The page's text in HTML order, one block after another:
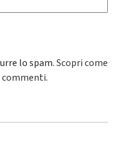
lo spam.Scopri come
commenti.